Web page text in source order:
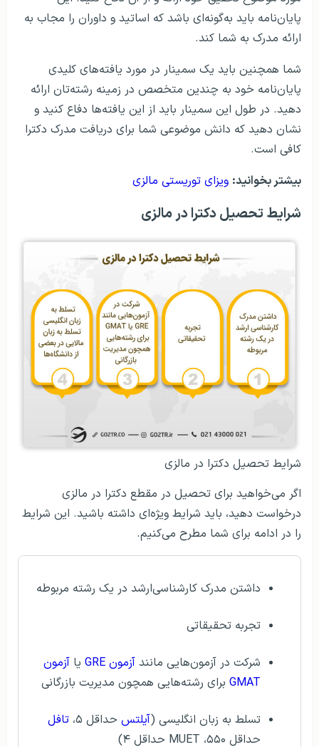
پایان‌نامه باید به‌گونه‌ای باشد که اساتید و داوران را مجاب به
ارائه مدرک به شما کند.
شما همچنین باید یک سمینار در مورد یافته‌های کلیدی
پایان‌نامه خود به چندین متخصص در زمینه رشته‌تان ارائه
دهید. در طول این سمینار باید از این یافته‌ها دفاع کنید و
نشان دهید که دانش موضوعی شما برای دریافت مدرک دکترا
کافی است.
بیشتر بخوانید: ویزای توریستی مالزی
شرایط تحصیل دکترا در مالزی
شرایط تحصیل دکترا در مالزی
اگر می‌خواهید برای تحصیل در مقطع دکترا در مالزی
درخواست دهید، باید شرایط ویژه‌ای داشته باشید. این شرایط
را در ادامه برای شما مطرح می‌کنیم.
داشتن مدرک کارشناسی‌ارشد در یک رشته مربوطه
تجربه تحقیقاتی
شرکت در آزمون‌هایی مانند آزمون GRE یا آزمون
GMAT برای رشته‌هایی همچون مدیریت بازرگانی
تسلط به زبان انگلیسی (آیلتس حداقل ۵،
تافل
حداقل ۵۵۰، MUET حداقل ۴)